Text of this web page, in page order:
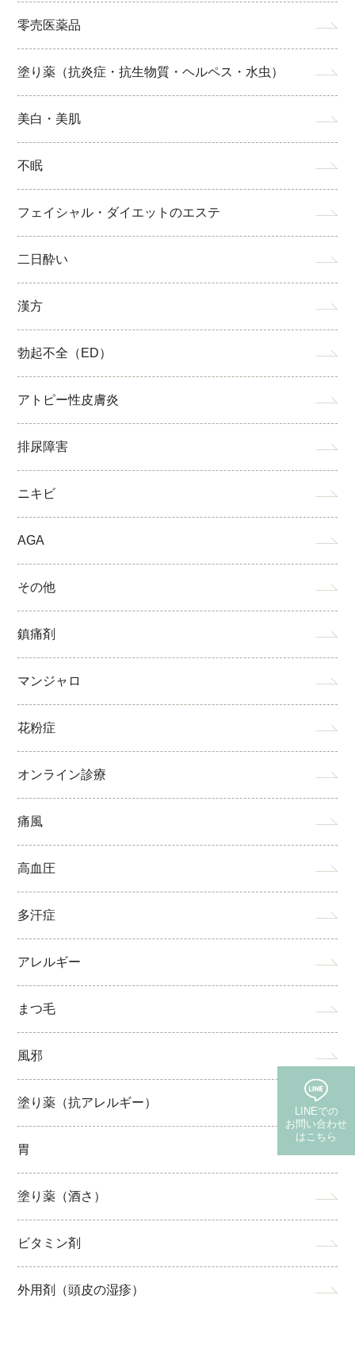
零売医薬品
塗り薬（抗炎症・抗生物質・ヘルペス・水虫）
美白・美肌
不眠
フェイシャル・ダイエットのエステ
二日酔い
漢方
勃起不全（ED）
アトピー性皮膚炎
排尿障害
ニキビ
AGA
その他
鎮痛剤
マンジャロ
花粉症
オンライン診療
痛風
高血圧
多汗症
アレルギー
まつ毛
風邪
塗り薬（抗アレルギー）
胃
塗り薬（酒さ）
ビタミン剤
外用剤（頭皮の湿疹）
LINEでの
お問い合わせ
はこちら